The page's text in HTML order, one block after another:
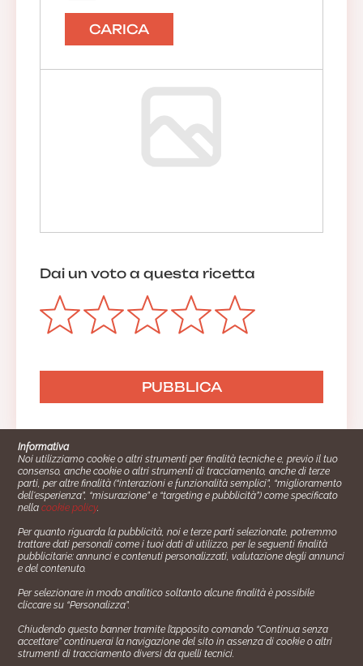
CARICA
Dai un voto a questa ricetta
Cucinare.it è un marchio commerciale di Impiego24.it s.r.l.
copyright 2014 - 2024 P.IVA: 03406490130
Azienda certiﬁcata ISO 27001 numero: SNR 73140386/89/I
- Azienda certiﬁcata ISO 9001 numero: SNR
Gestione consensi e categorie merceologiche marketing
Informativa
Noi utilizziamo cookie o altri strumenti per finalità tecniche e, previo il tuo
consenso, anche cookie o altri strumenti di tracciamento, anche di terze
parti, per altre finalità (“interazioni e funzionalità semplici”, “miglioramento
dell'esperienza”, “misurazione” e “targeting e pubblicità”) come specificato
nellacookie policy.
Per quanto riguarda la pubblicità, noi e terze parti selezionate, potremmo
trattare dati personali come i tuoi dati di utilizzo, per le seguenti finalità
pubblicitarie: annunci e contenuti personalizzati, valutazione degli annunci
e del contenuto.
Per selezionare in modo analitico soltanto alcune finalità è possibile
cliccare su “Personalizza”.
Chiudendo questo banner tramite l’apposito comando “Continua senza
accettare” continuerai la navigazione del sito in assenza di cookie o altri
strumenti di tracciamento diversi da quelli tecnici.